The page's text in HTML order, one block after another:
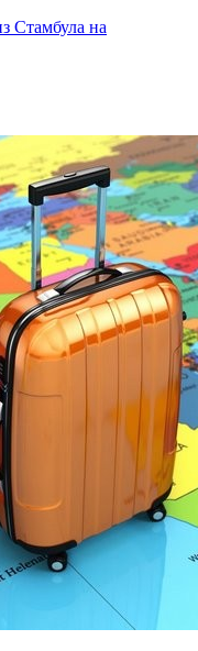
Стамбула на